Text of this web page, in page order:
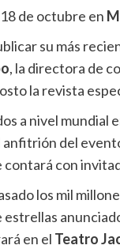
de octubre en
su más
, la directora de
la revista
a nivel mundial
anfitrión del
contará con
los mil
estrellas
en el Teatro